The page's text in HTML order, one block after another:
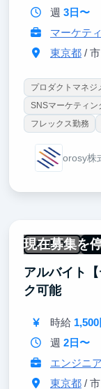
週 3日〜
マーケテ
東京都/ 市
プロダクトマネジ
SNSマーケティン
フレックス勤務
orosy株
現在募集を
未経験OK 一
アルバイト
ク可能
時給
週 2日〜
エンジニア
東京都/ 市